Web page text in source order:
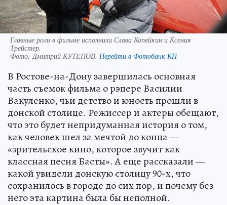
Главные роли в фильме исполнили Слава Копейкин и Ксения
Трейстер.
Фото:Дмитрий КУТЕПОВ. Перейти в Фотобанк КП
В Ростове-на-Дону завершилась основная
часть съемок фильма о рэпере Василии
Вакуленко, чьи детство и юность прошли в
донской столице. Режиссер и актеры обещают,
что это будет непридуманная история о том,
как человек шел за мечтой до конца —
«зрительское кино, которое звучит как
классная песня Басты». А еще рассказали —
какой увидели донскую столицу 90-х, что
сохранилось в городе до сих пор, и почему без
него эта картина была бы неполной.